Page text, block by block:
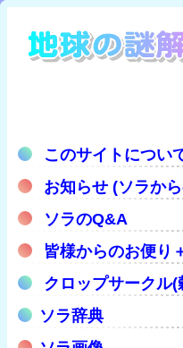
このサイトについ
お知らせ (ソラか
ソラのQ&A
皆様からのお便り
クロップサークル(
ソラ辞典